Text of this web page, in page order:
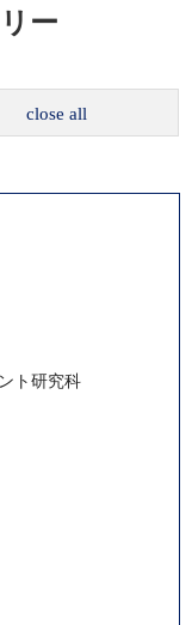
ー
close all
ト研究科